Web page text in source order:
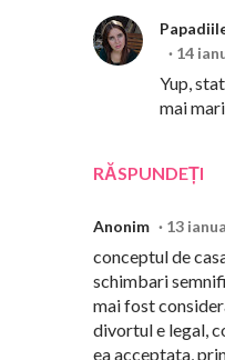
RĂSPUNDEȚI
14
Yup,
mai
Anonim 13
conceptul de
schimbari
mai fost
divortul e legal,
ea acceptata,